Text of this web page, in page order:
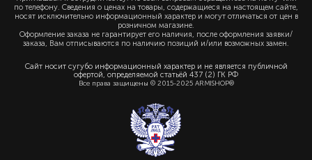
по телефону. Сведения о ценах на товары, содержащиеся на настоящем сайте,
носят исключительно информационный характер и могут отличаться от цен в
розничном магазине.
Оформление заказа не гарантирует его наличия, после оформления заявки/
заказа, Вам отписываются по наличию позиций и/или возможных замен.
Сайт носит сугубо информационный характер и не является публичной
офертой, определяемой статьёй 437 (2) ГК РФ
Все права защищены © 2015-2025 ARMISHOP®